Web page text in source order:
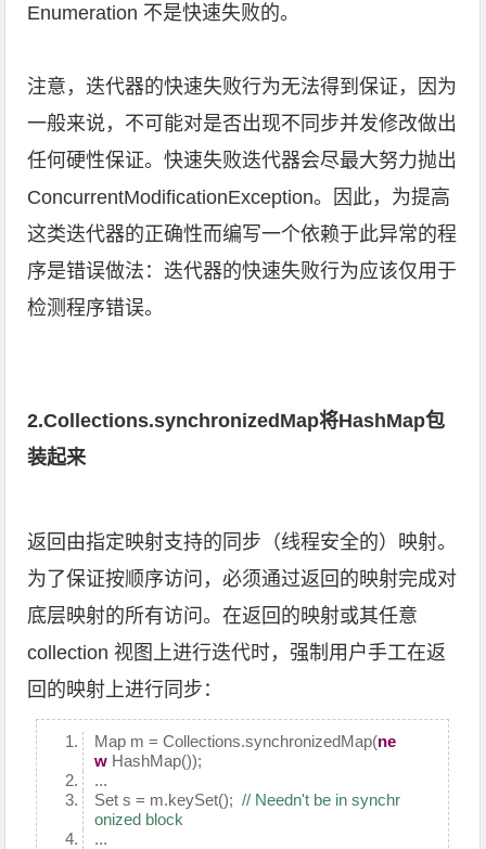
Enumeration 不是快速失败的。
注意，迭代器的快速失败行为无法得到保证，因为
一般来说，不可能对是否出现不同步并发修改做出
任何硬性保证。快速失败迭代器会尽最大努力抛出
ConcurrentModificationException。因此，为提高
这类迭代器的正确性而编写一个依赖于此异常的程
序是错误做法：迭代器的快速失败行为应该仅用于
检测程序错误。
2.Collections.synchronizedMap将HashMap包
装起来
返回由指定映射支持的同步（线程安全的）映射。
为了保证按顺序访问，必须通过返回的映射完成对
底层映射的所有访问。在返回的映射或其任意
collection 视图上进行迭代时，强制用户手工在返
回的映射上进行同步：
Map m = Collections.synchronizedMap(ne
w HashMap());
...
Set s = m.keySet();// Needn't be in synchr
onized block
...